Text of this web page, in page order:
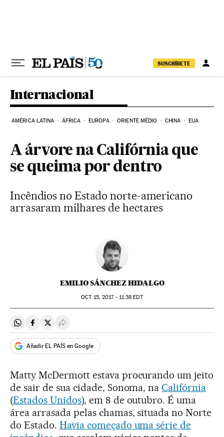
SUSCRÍBETE
Internacional
AMÉRICA LATINA ÁFRICA EUROPA ORIENTE MÉDIO CHINA EUA
A árvore na Califórnia que
se queima por dentro
Incêndios no Estado norte-americano
arrasaram milhares de hectares
EMILIO SÁNCHEZ HIDALGO
OCT15, 2017 - 11:38 EDT
Compartir en Whatsapp
Compartir en Facebook
Compartir en Twitter
Desplegar Redes Sociales
Añadir EL PAÍS en Google
Matty McDermott estava procurando um jeito
de sair de sua cidade, Sonoma, naCalifórnia
(Estados Unidos), em 8 de outubro. É uma
área arrasada pelas chamas, situada no Norte
do Estado. Havia começado uma série de